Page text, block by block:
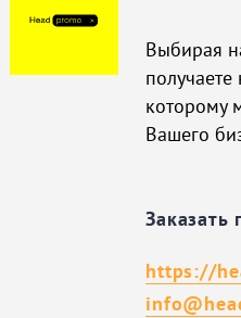
Выбирая
которому
Вашего
Заказать
https://